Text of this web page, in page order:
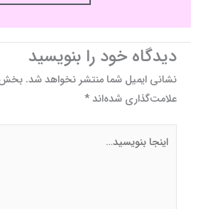
دیدگاه‌ خود را بنویسید
نشانی ایمیل شما منتشر نخواهد شد.
علامت‌گذاری شده‌اند*
بنویسید…